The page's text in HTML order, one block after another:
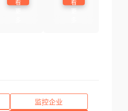
看
看
监控企业